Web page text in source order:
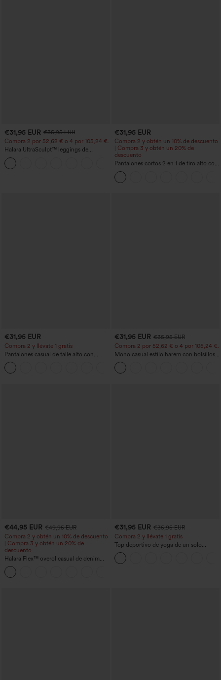
€31,95 EUR €35,95 EUR
Compra 2 por 52,62 € o 4 por 105,24 €.
Halara UltraSculpt™ leggings de
entrenamiento de cintura alta
moldeadores, con efecto levantamiento
de glúteos, control de abdomen y
+15
€31,95 EUR
Compra 2 y obtén un 10% de descuento
| Compra 3 y obtén un 20% de
descuento
Pantalones cortos 2 en 1 de tiro alto con
bolsillo interior y trasero
€31,95 EUR
Compra 2 y llévate 1 gratis
Pantalones casual de talle alto con
cordón, pernera ancha, en mezcla de
lino y con bolsillos
€31,95 EUR €35,95 EUR
Compra 2 por 52,62 € o 4 por 105,24 €.
Mono casual estilo harem con bolsillos y
escote en U - Edición Easy Peezy
€44,95 EUR €49,95 EUR
Compra 2 y obtén un 10% de descuento
| Compra 3 y obtén un 20% de
descuento
Halara Flex™ overol casual de denim
lavado con escote en V y bolsillos
€31,95 EUR €35,95 EUR
Compra 2 y llévate 1 gratis
Top deportivo de yoga de un solo
hombro, manga larga con agujero para
el pulgar, dobladillo curvo estilo high-
low (frente más corto, espalda más